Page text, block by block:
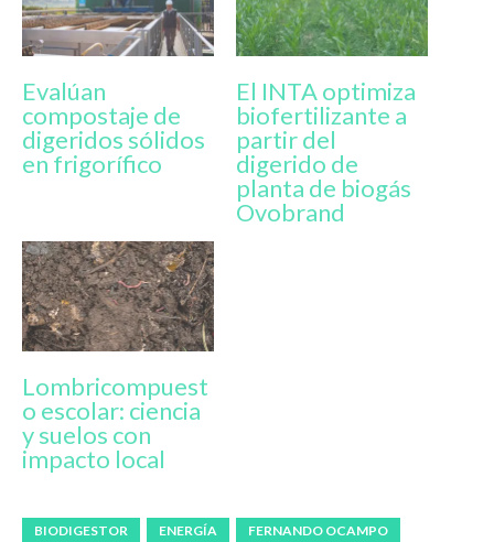
Evalúan
compostaje de
digeridos sólidos
en frigorífico
El INTA optimiza
biofertilizante a
partir del
digerido de
planta de biogás
Ovobrand
Lombricompuest
o escolar: ciencia
y suelos con
impacto local
BIODIGESTOR ENERGÍA FERNANDO OCAMPO